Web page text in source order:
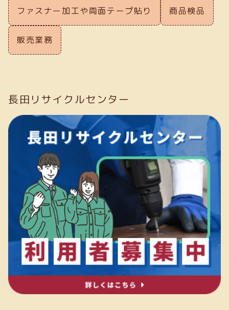
ファスナー加工や両面テープ貼り 商品検品
販売業務
長田リサイクルセンター